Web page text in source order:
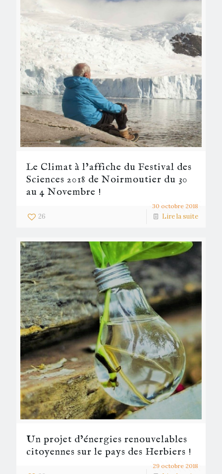
30 octobre 2018
Le Climat à l’affiche du Festival des
Sciences 2018 de Noirmoutier du 30
au 4 Novembre !
26 Lire la suite
29 octobre 2018
Un projet d’énergies renouvelables
citoyennes sur le pays des Herbiers !